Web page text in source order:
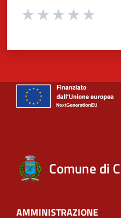
Valuta da 1 a 5 stelle la
Comune di
AMMINISTRAZIONE